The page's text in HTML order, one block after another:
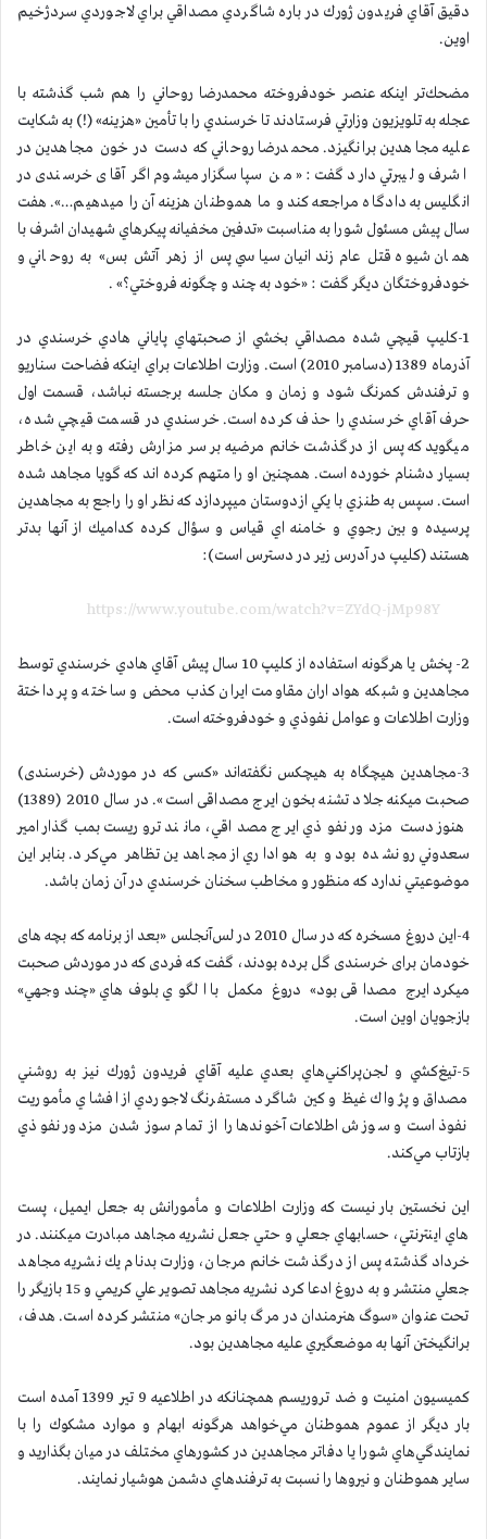
دقيق آقاي فريدون ژورك در باره شاگردي مصداقي براي لاجوردي سردژخيم
اوين.
مضحك‌تر اينكه عنصر خودفروخته محمدرضا روحاني را هم شب گذشته با
عجله به تلويزيون وزارتي فرستادند تا خرسندي را با تأمين «هزينه» (!) به شكايت
عليه مجاهدين برانگيزد. محمدرضا روحاني كه دست در خون مجاهدين در
اشرف و ليبرتي دارد گفت: « من سپاسگزار میشوم اگر آقای خرسندی در
انگلیس به دادگاه مراجعه کند و ما هموطنان هزینه آن را میدهیم…». هفت
سال پيش مسئول شورا به مناسبت «تدفين مخفيانه پيكرهاي شهيدان اشرف با
همان شيوه قتل عام زندانيان سياسي پس از زهر آتش بس» به روحاني و
خودفروختگان ديگر گفت : «خود به چند و چگونه فروختي؟» .
1-كليپ قيچي شده مصداقي بخشي از صحبتهاي پاياني هادي خرسندي در
آذرماه 1389 (دسامبر 2010) است. وزارت اطلاعات براي اينكه فضاحت سناريو
و ترفندش كمرنگ شود و زمان و مكان جلسه برجسته نباشد، قسمت اول
حرف آقاي خرسندي را حذف كرده است. خرسندي در قسمت قيچي شده،
ميگويد كه پس از درگذشت خانم مرضيه بر سر مزارش رفته و به اين خاطر
بسيار دشنام خورده است. همچنين او را متهم كرده اند كه گويا مجاهد شده
است. سپس به طنزي با يكي ازدوستان ميپردازد كه نظر او را راجع به مجاهدين
پرسيده و بين رجوي و خامنه اي قياس و سؤال كرده كداميك از آنها بدتر
هستند (كليپ در آدرس زير در دسترس است):
https://www.youtube.com/watch?v=ZYdQ-jMp98Y
2- پخش يا هرگونه استفاده از كليپ 10 سال پيش آقاي هادي خرسندي توسط
مجاهدين و شبكه هواداران مقاومت ايران كذب محض و ساخته و پرداختة
وزارت اطلاعات و عوامل نفوذي و خودفروخته است.
3-مجاهدين هيچگاه به هيچكس نگفته‌اند «كسی كه در موردش (خرسندی)
صحبت میكنه جلاد تشنه بخون ایرج مصداقی است». در سال 2010 (1389)
هنوز دست مزدور نفوذي ايرج مصداقي، مانند تروريست بمب‌گذار امير
سعدوني رو نشده بود و به هواداري از مجاهدين تظاهر مي‌كرد. بنابراين
موضوعيتي ندارد كه منظور و مخاطب سخنان خرسندي در آن زمان باشد.
4-اين دروغ مسخره كه در سال 2010 در لس‌آنجلس «بعد از برنامه كه بچه های
خودمان برای خرسندی گل برده بودند، گفت كه فردی كه در موردش صحبت
میكرد ایرج مصداقی بود» دروغ مكمل با الگوي بلوف‌هاي «چندوجهي»
بازجويان اوين است.
5-تيغ‌كشي و لجن‌پراكني‌هاي بعدي عليه آقاي فريدون ژورك نيز به روشني
مصداق و پژواك غيظ و كين شاگرد مستفرنگ لاجوردي از افشاي مأموريت
نفوذ است و سوزش اطلاعات آخوندها را از تمام سوز شدن مزدور نفوذي
بازتاب مي‌كند.
اين نخستين بار نيست كه وزارت اطلاعات و مأمورانش به جعل ايميل، پست
هاي اينترنتي، حسابهاي جعلي و حتي جعل نشريه مجاهد مبادرت ميكنند. در
خرداد گذشته پس از درگذشت خانم مرجان، وزارت بدنام يك نشريه مجاهد
جعلي منتشر و به دروغ ادعا كرد نشريه مجاهد تصوير علي كريمي و 15 بازيگر را
تحت عنوان «سوگ هنرمندان در مرگ بانو مرجان» منتشر كرده است. هدف،
برانگيختن آنها به موضعگيري عليه مجاهدين بود.
كميسيون امنيت و ضد تروريسم همچنانكه در اطلاعيه 9 تير 1399 آمده است
بار ديگر از عموم هموطنان مي‌خواهد هرگونه ابهام و موارد مشكوك را با
نمايندگي‌هاي شورا يا دفاتر مجاهدين در كشورهاي مختلف در ميان بگذاريد و
ساير هموطنان و نيروها را نسبت به ترفندهاي دشمن هوشيار نمايند.